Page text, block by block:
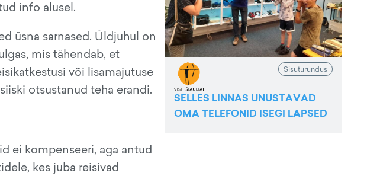
info alusel.
üsna sarnased. Üldjuhul on
mis tähendab, et
või lisamajutuse
otsustanud teha erandi.
ei kompenseeri, aga antud
kes juba reisivad
Sisuturundus
SELLES LINNAS UNUSTAVAD
OMA TELEFONID ISEGI LAPSED